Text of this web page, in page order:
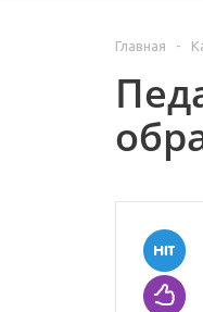
Главная -